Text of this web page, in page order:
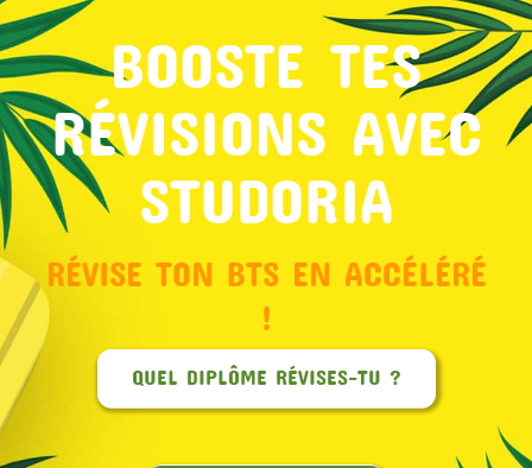
BOOSTE TES
RÉVISIONS AVEC
STUDORIA
RÉVISE TON BTS EN ACCÉLÉRÉ
!
QUEL DIPLÔME RÉVISES-TU ?